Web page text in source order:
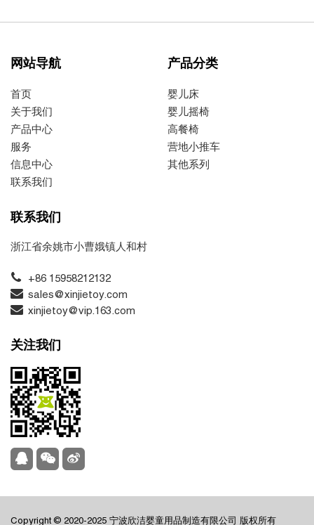
网站导航
首页
关于我们
产品中心
服务
信息中心
联系我们
产品分类
婴儿床
婴儿摇椅
高餐椅
营地小推车
其他系列
联系我们
浙江省余姚市小曹娥镇人和村
+86 15958212132
sales@xinjietoy.com
xinjietoy@vip.163.com
关注我们
Copyright © 2020-2025 宁波欣洁婴童用品制造有限公司 版权所有